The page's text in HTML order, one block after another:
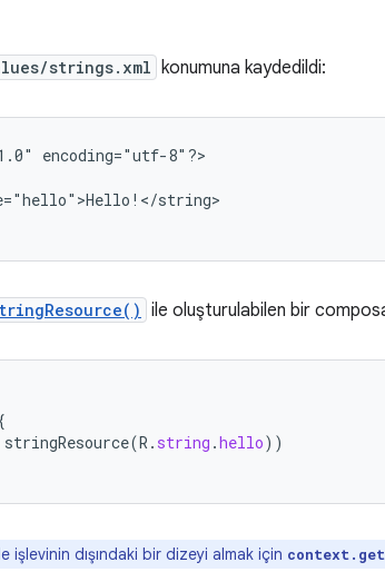
strings.xml konumuna kaydedildi:
encoding="utf-8"?>
string>
ile oluşturulabilen bir
stringResource(R . string .hello))
işlevinin dışındaki bir dizeyi almak için